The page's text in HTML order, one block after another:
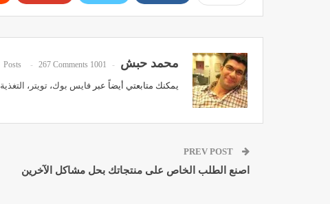
محمد حبش 1001 Posts
267 Comments
يمكنك متابعتي أيضاً عبر فايس بوك، تويتر ، التغذية
اصنع الطلب الخاص على منتجاتك بحل مشاكل الآخرين